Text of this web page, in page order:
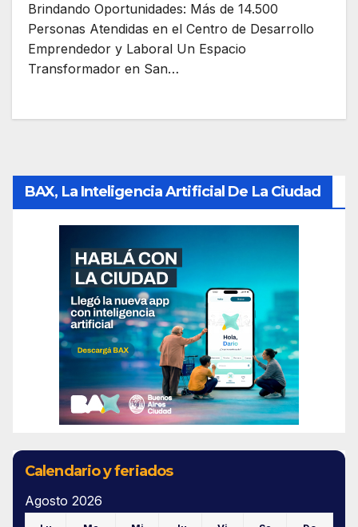
Brindando Oportunidades: Más de 14.500
Personas Atendidas en el Centro de Desarrollo
Emprendedor y Laboral Un Espacio
Transformador en San…
BAX, La Inteligencia Artificial De La Ciudad
Calendario y feriados
Agosto 2026